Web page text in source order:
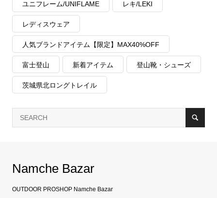
ユニフレーム/UNIFLAME レキ/LEKI
レディスウェア
人気ブランドアイテム【限定】MAX40%OFF
富士登山 新着アイテム 登山靴・シューズ
茨城県北ロングトレイル
Namche Bazar
OUTDOOR PROSHOP Namche Bazar